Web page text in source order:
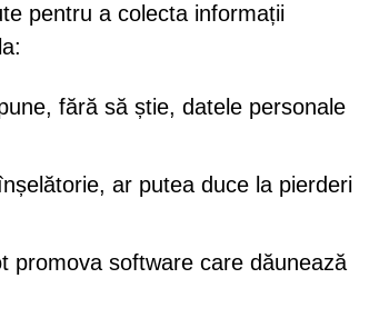
pentru a colecta informații
fără să știe, datele personale
ar putea duce la pierderi
promova software care dăunează